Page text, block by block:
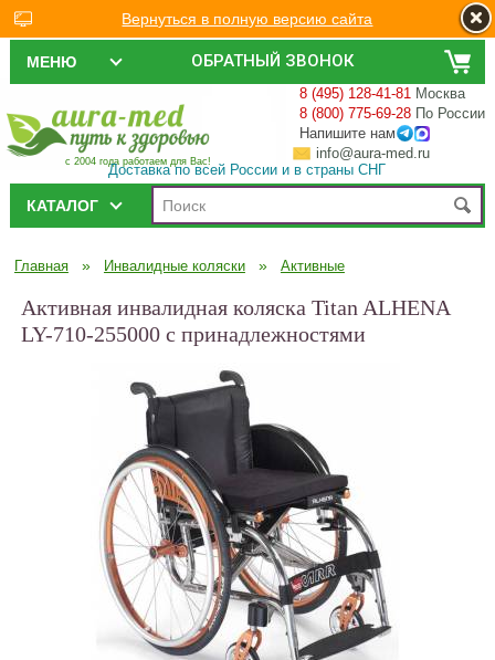
ОБРАТНЫЙ ЗВОНОК
МЕНЮ
с 2004 года работаем для Вас!
8 (495) 128-41-81 Москва
8 (800) 775-69-28 По России
Напишите нам
info@aura-med.ru
Доставка по всей России и в страны СНГ
КАТАЛОГ
Главная » Инвалидные коляски » Активные
Активная инвалидная коляска Titan ALHENA
LY-710-255000 с принадлежностями
Вернуться в полную версию сайта